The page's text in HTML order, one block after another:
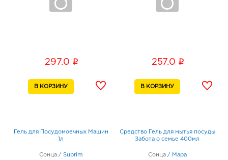
297.0 i 257.0 i
Гель для Посудомоечных Машин
1л
Сонца / Suprim
Средство Гель для мытья посуды
Забота о семье 400мл
Сонца / Мара